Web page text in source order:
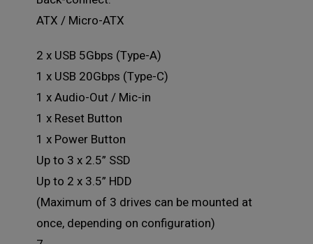
ATX / Micro-ATX
2 x USB 5Gbps (Type-A)
1 x USB 20Gbps (Type-C)
1 x Audio-Out / Mic-in
1 x Reset Button
1 x Power Button
Up to 3 x 2.5” SSD
Up to 2 x 3.5” HDD
(Maximum of 3 drives can be mounted at
once, depending on configuration)